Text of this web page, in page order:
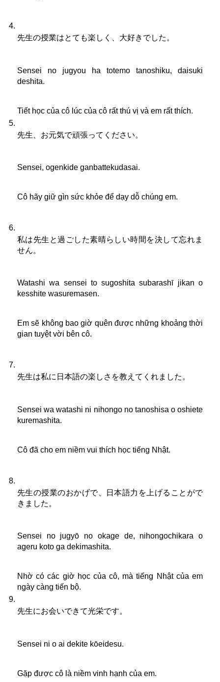
先生の授業はとても楽しく、大好きでした。
Sensei no jugyou ha totemo tanoshiku, daisuki
deshita.
Tiết học của cô lúc của cô rất thú vị và em rất thích.
先生、お元気で頑張ってください。
Sensei, ogenkide ganbattekudasai.
Cô hãy giữ gìn sức khỏe để dạy dỗ chúng em.
私は先生と過ごした素晴らしい時間を決して忘れま
せん。
Watashi wa sensei to sugoshita subarashī jikan o
kesshite wasuremasen.
Em sẽ không bao giờ quên được những khoảng thời
gian tuyệt vời bên cô.
先生は私に日本語の楽しさを教えてくれました。
Sensei wa watashi ni nihongo no tanoshisa o oshiete
kuremashita.
Cô đã cho em niềm vui thích học tiếng Nhật.
先生の授業のおかげで、日本語力を上げることがで
きました。
Sensei no jugyō no okage de, nihongochikara o
ageru koto ga dekimashita.
Nhờ có các giờ học của cô, mà tiếng Nhật của em
ngày càng tiến bộ.
先生にお会いできて光栄です。
Sensei ni o ai dekite kōeidesu.
Gặp được cô là niềm vinh hạnh của em.